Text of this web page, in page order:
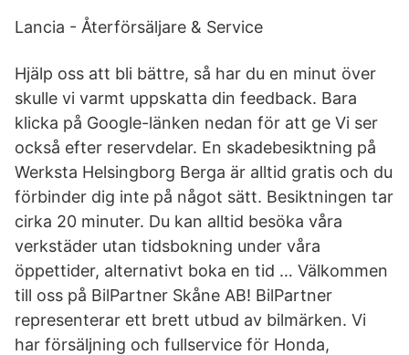
Lancia - Återförsäljare & Service
Hjälp oss att bli bättre, så har du en minut över
skulle vi varmt uppskatta din feedback. Bara
klicka på Google-länken nedan för att ge Vi ser
också efter reservdelar. En skadebesiktning på
Werksta Helsingborg Berga är alltid gratis och du
förbinder dig inte på något sätt. Besiktningen tar
cirka 20 minuter. Du kan alltid besöka våra
verkstäder utan tidsbokning under våra
öppettider, alternativt boka en tid … Välkommen
till oss på BilPartner Skåne AB! BilPartner
representerar ett brett utbud av bilmärken. Vi
har försäljning och fullservice för Honda,